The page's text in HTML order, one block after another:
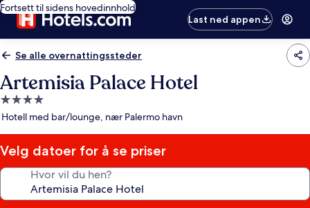
Fortsett til sidens hovedinnhold
Last ned appen
Se alle overnattingssteder
Artemisia Palace Hotel
Overnattingssted
med
stjerner
Hotell med bar/lounge, nær Palermo havn
Velg datoer for å se priser
Hvor vil du hen?